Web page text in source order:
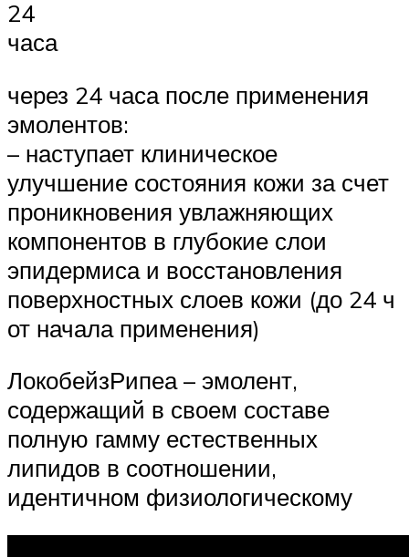
24
часа
через 24 часа после применения
эмолентов:
– наступает клиническое
улучшение состояния кожи за счет
проникновения увлажняющих
компонентов в глубокие слои
эпидермиса и восстановления
поверхностных слоев кожи (до 24 ч
от начала применения)
ЛокобейзРипеа – эмолент,
содержащий в своем составе
полную гамму естественных
липидов в соотношении,
идентичном физиологическому